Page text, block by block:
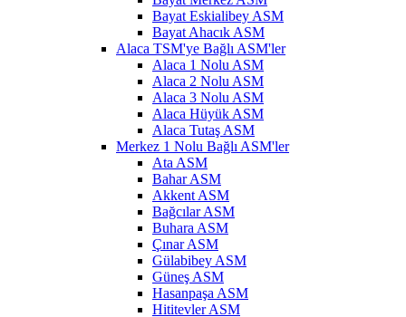
Bayat Eskialibey ASM
Bayat Ahacık ASM
Alaca TSM'ye Bağlı ASM'ler
Alaca 1 Nolu ASM
Alaca 2 Nolu ASM
Alaca 3 Nolu ASM
Alaca Hüyük ASM
Alaca Tutaş ASM
Merkez 1 Nolu Bağlı ASM'ler
Ata ASM
Bahar ASM
Akkent ASM
Bağcılar ASM
Buhara ASM
Çınar ASM
Gülabibey ASM
Güneş ASM
Hasanpaşa ASM
Hititevler ASM